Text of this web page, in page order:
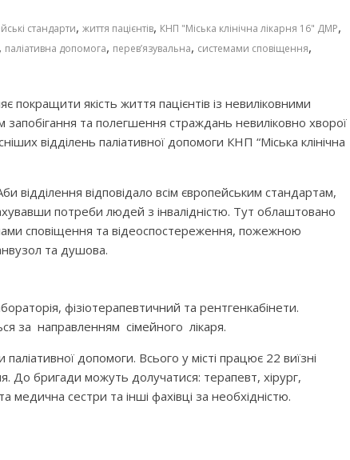
стандарти, життя пацієнтів, КНП "Міська клінічна лікарня 16" ДМР,
, паліативна допомога, перев’язувальна, системами сповіщення,
покращити якість життя пацієнтів із невиліковними
та полегшення страждань невиліковно хворої
відділень паліативної допомоги КНП “Міська клінічна
відділення відповідало всім європейським стандартам,
потреби людей з інвалідністю. Тут облаштовано
сповіщення та відеоспостереження, пожежною
та душова.
фізіотерапевтичний та рентгенкабінети.
за направленням сімейного лікаря.
допомоги. Всього у місті працює 22 виїзні
До бригади можуть долучатися: терапевт, хірург,
медична сестри та інші фахівці за необхідністю.